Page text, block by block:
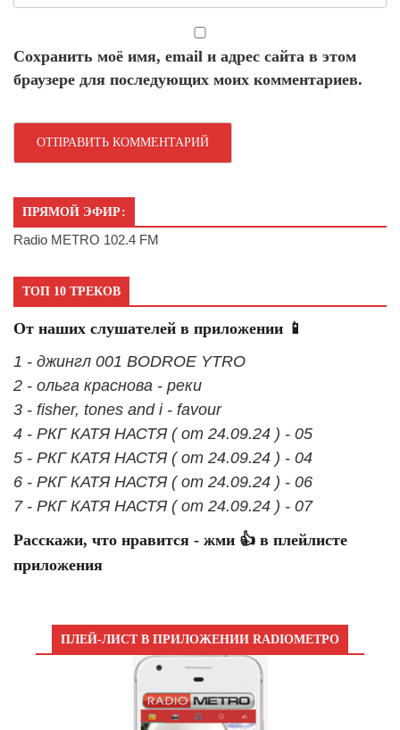
Сохранить моё имя, email и адрес сайта в этом
браузере для последующих моих комментариев.
ПРЯМОЙ ЭФИР:
Radio METRO 102.4 FM
ТОП 10 ТРЕКОВ
От наших слушателей в приложении 📱
1 - джингл 001 BODROE YTRO
2 - ольга краснова - реки
3 - fisher, tones and i - favour
4 - РКГ КАТЯ НАСТЯ ( от 24.09.24 ) - 05
5 - РКГ КАТЯ НАСТЯ ( от 24.09.24 ) - 04
6 - РКГ КАТЯ НАСТЯ ( от 24.09.24 ) - 06
7 - РКГ КАТЯ НАСТЯ ( от 24.09.24 ) - 07
Расскажи, что нравится - жми 👍 в плейлисте
приложения
ПЛЕЙ-ЛИСТ В ПРИЛОЖЕНИИ RADIOМЕТРО